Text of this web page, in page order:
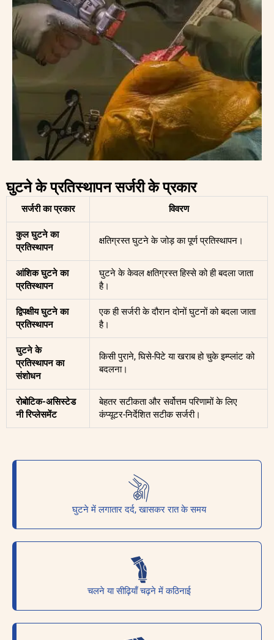
घुटने के प्रतिस्थापन सर्जरी के प्रकार
सर्जरी का प्रकार विवरण
कुल घुटने का
प्रतिस्थापन
क्षतिग्रस्त घुटने के जोड़ का पूर्ण प्रतिस्थापन।
आंशिक घुटने का
प्रतिस्थापन
घुटने के केवल क्षतिग्रस्त हिस्से को ही बदला जाता
है।
द्विपक्षीय घुटने का
प्रतिस्थापन
एक ही सर्जरी के दौरान दोनों घुटनों को बदला जाता
है।
घुटने के
प्रतिस्थापन का
संशोधन
किसी पुराने, घिसे-पिटे या खराब हो चुके इम्प्लांट को
बदलना।
रोबोटिक-असिस्टेड
नी रिप्लेसमेंट
बेहतर सटीकता और सर्वोत्तम परिणामों के लिए
कंप्यूटर-निर्देशित सटीक सर्जरी।
घुटने में लगातार दर्द, खासकर रात के समय
चलने या सीढ़ियाँ चढ़ने में कठिनाई